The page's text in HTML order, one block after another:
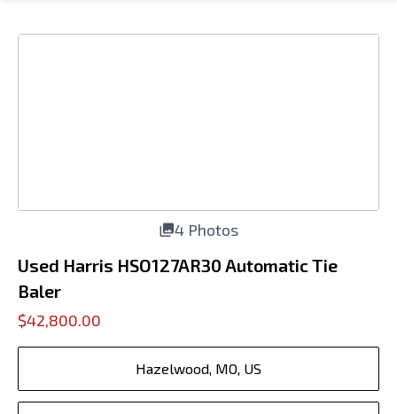
4 Photos
Used Harris HSO127AR30 Automatic Tie
Baler
$42,800.00
Hazelwood, MO, US